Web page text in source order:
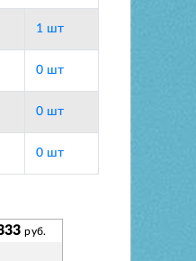
1 шт
0 шт
0 шт
0 шт
руб.